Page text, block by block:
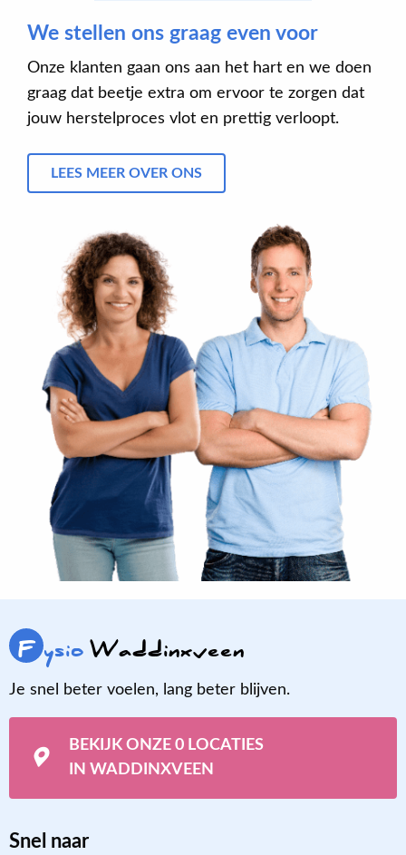
We stellen ons graag even voor
Onze klanten gaan ons aan het hart en we doen
graag dat beetje extra om ervoor te zorgen dat
jouw herstelproces vlot en prettig verloopt.
LEES MEER OVER ONS
F ysioWaddinxveen
Je snel beter voelen, lang beter blijven.
BEKIJK ONZE 0 LOCATIES
IN WADDINXVEEN
Snel naar